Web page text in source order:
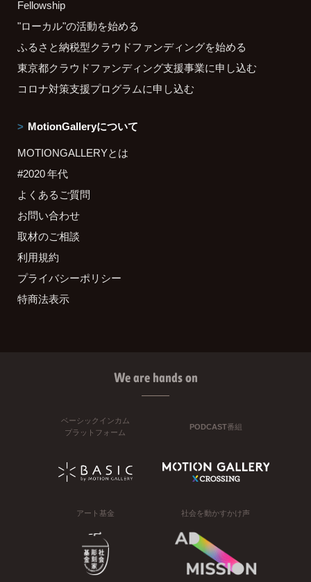
Fellowship
"ローカル"の活動を始める
ふるさと納税型クラウドファンディングを始める
東京都クラウドファンディング支援事業に申し込む
コロナ対策支援プログラムに申し込む
MotionGalleryについて
MOTIONGALLERYとは
#2020 年代
よくあるご質問
お問い合わせ
取材のご相談
利用規約
プライバシーポリシー
特商法表示
We are hands on
ベーシックインカム
プラットフォーム
PODCAST番組
アート基金 社会を動かすかけ声